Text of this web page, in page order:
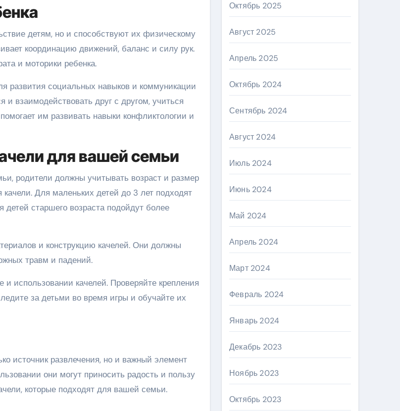
детям, но и способствуют их физическому
координацию движений, баланс и силу рук.
и моторики ребенка.
развития социальных навыков и коммуникации
и взаимодействовать друг с другом, учиться
им развивать навыки конфликтологии и
для вашей семьи
родители должны учитывать возраст и размер
качели. Для маленьких детей до 3 лет подходят
старшего возраста подойдут более
и конструкцию качелей. Они должны
травм и падений.
и использовании качелей. Проверяйте крепления
за детьми во время игры и обучайте их
источник развлечения, но и важный элемент
они могут приносить радость и пользу
которые подходят для вашей семьи.
Октябрь 2025
Август 2025
Апрель 2025
Октябрь 2024
Сентябрь 2024
Август 2024
Июль 2024
Июнь 2024
Май 2024
Апрель 2024
Март 2024
Февраль 2024
Январь 2024
Декабрь 2023
Ноябрь 2023
Октябрь 2023